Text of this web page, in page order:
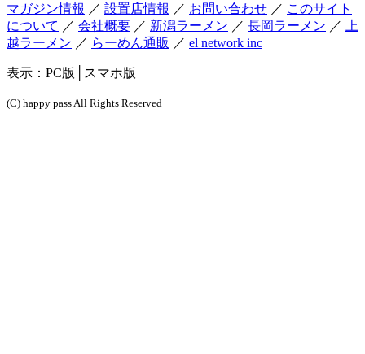
マガジン情報 ／ 設置店情報 ／ お問い合わせ ／ このサイト
について ／ 会社概要 ／ 新潟ラーメン ／ 長岡ラーメン ／
上
越ラーメン ／ らーめん通販 ／ el network inc
表示： PC版 │スマホ版
(C) happy pass All Rights Reserved